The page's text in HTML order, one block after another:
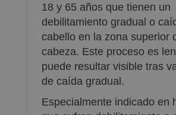
18 y 65 años que tienen un
debilitamiento gradual o
cabello en la zona superior
cabeza. Este proceso es
puede resultar visible tras
de caída gradual.
Especialmente indicado en